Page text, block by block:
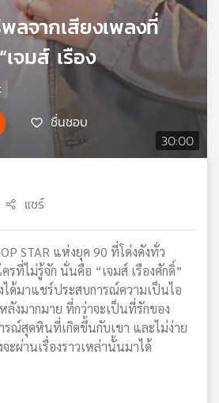
30:00
ลจากเสียงเพลงที่
จมส์ เรือง
ชื่นชอบ
แชร์
STAR แห่งยุค 90 ที่โด่งดังทั่ว
รที่ไม่รู้จัก นั่นคือ “เจมส์ เรืองศักดิ์”
ด้มาแชร์ประสบการณ์ความเป็นไอ
ลังมากมาย ที่กว่าจะเป็นที่รักของ
ณ์สุดหินที่เกิดขึ้นกับเขา และไม่ง่าย
ะผ่านเรื่องราวเหล่านั้นมาได้